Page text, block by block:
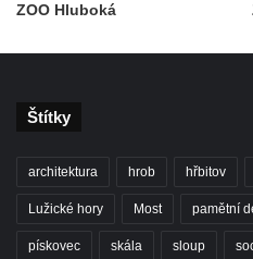
Sousoší svatého Václava,
Podstavec v zámecké
Sousoší dětí u obecního úřadu
ZOO Hluboká
Štítky
architektura hrob hřbitov
Lužické hory Most pamětní
pískovec skála sloup